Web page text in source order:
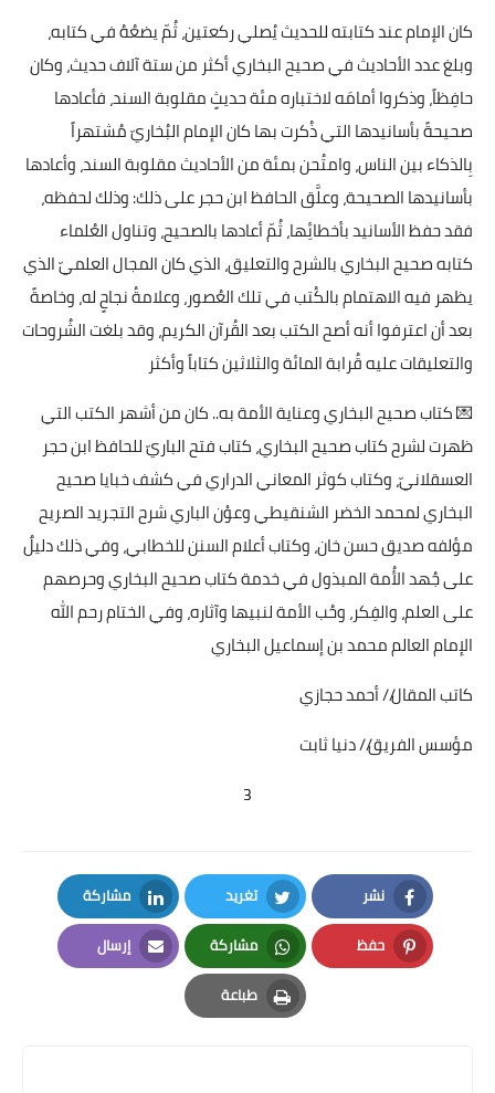
كان الإمام عند كتابته للحديث يُصلي ركعتين، ثُمّ يضعُهُ في كتابه،
وبلغ عدد الأحاديث في صحيح البخاري أكثر من ستة آلاف حديث، وكان
حافِظاً، وذكروا أمامَه لاختباره مئة حديثٍ مقلوبة السند، فأعادها
صحيحةً بأسانيدها التي ذُكرت بها كان الإمام البُخاريّ مُشتهراً
بِالذكاء بين الناس، وامتُحن بمئة من الأحاديث مقلوبة السند، وأعادها
بأسانيدها الصحيحة، وعلَّق الحافظ ابن حجر على ذلك: وذلك لحفظه،
فقد حفظ الأسانيد بأخطائِها، ثُمّ أعادها بالصحيح، وتناول العُلماء
كتابه صحيح البخاري بالشرح والتعليق، الذي كان المجال العلميّ الذي
يظهر فيه الاهتمام بالكُتب في تلك العُصور، وعلامةُ نجاحٍ له، وخاصةً
بعد أن اعترفوا أنه أصح الكتب بعد القُرآن الكريم، وقد بلغت الشُروحات
والتعليقات عليه قُرابة المائة والثلاثين كتاباً وأكثر
💌 كتاب صحيح البخاري وعناية الأمة به.. كان من أشهر الكتب التي
ظهرت لشرح كتاب صحيح البخاري، كتاب فتح الباريّ للحافظ ابن حجر
العسقلانيّ، وكتاب كوثر المعاني الدراري في كشف خبايا صحيح
البخاري لمحمد الخضر الشنقيطي وعوْن الباري شرح التجريد الصريح
مؤلفه صديق حسن خان، وكتاب أعلام السنن للخطابي، وفي ذلك دليلٌ
على جُهد الأُمة المبذول في خدمة كتاب صحيح البخاري وحرصهم
على العلم، والفِكر، وحُب الأمة لنبيها وآثاره، وفي الختام رحم الله
الإمام العالم محمد بن إسماعيل البخاري
كاتب المقال// أحمد حجازي
مؤسس الفريق// دنيا ثابت
3
نشر
Facebook
تغريد
Twitter
مشاركة
LinkedIn
حفظ
Pinterest
مشاركة
Whatsapp
إرسال
Email
طباعة
Print